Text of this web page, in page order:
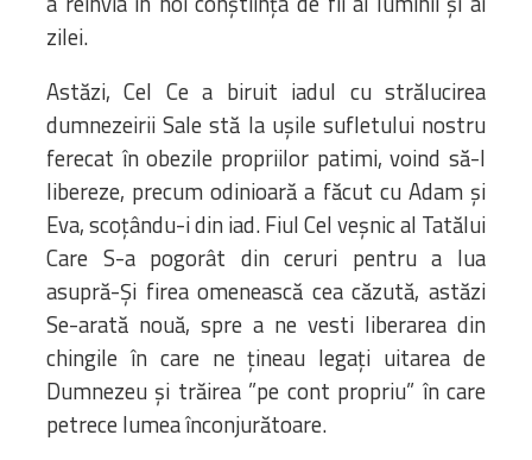
zilei.
Astăzi, Cel Ce a biruit iadul cu strălucirea
dumnezeirii Sale stă la ușile sufletului nostru
ferecat în obezile propriilor patimi, voind să-l
libereze, precum odinioară a făcut cu Adam și
Eva, scoțându-i din iad. Fiul Cel veșnic al Tatălui
Care S-a pogorât din ceruri pentru a lua
asupră-Și firea omenească cea căzută, astăzi
Se-arată nouă, spre a ne vesti liberarea din
chingile în care ne țineau legați uitarea de
Dumnezeu și trăirea ”pe cont propriu” în care
petrece lumea înconjurătoare.